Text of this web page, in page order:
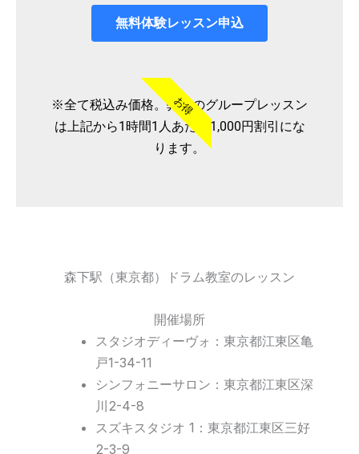
無料体験レッスン申込
お得
※全て税込み価格。弊社のグループレッスン
は上記から1時間1人あたり1,000円割引にな
ります。
森下駅（東京都）ドラム教室のレッスン
開催場所
スタジオディーヴォ：東京都江東区亀
戸1-34-11
シンフォニーサロン：東京都江東区深
川2-4-8
スズキスタジオ 1：東京都江東区三好
2-3-9